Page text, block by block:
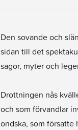
Den sovande och
sidan till det
sagor, myter och
Drottningen nås
och som förvandlar
ondska, som